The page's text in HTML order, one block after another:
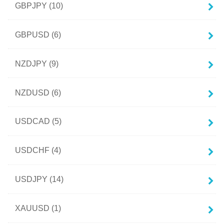
GBPJPY (10)
GBPUSD (6)
NZDJPY (9)
NZDUSD (6)
USDCAD (5)
USDCHF (4)
USDJPY (14)
XAUUSD (1)